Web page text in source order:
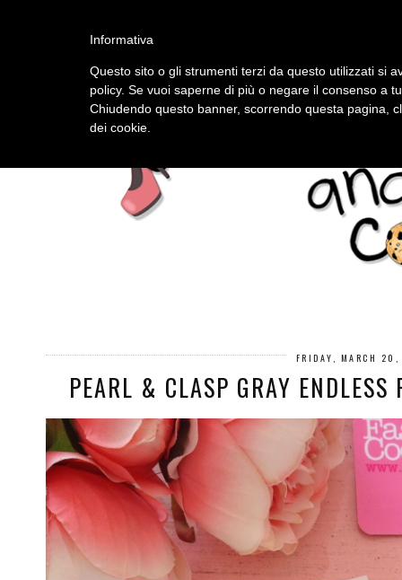
FRIDAY, MARCH
PEARL & CLASP GRAY ENDLESS
Informativa
Questo sito o gli strumenti terzi da questo utilizzati si
policy. Se vuoi saperne di più o negare il consenso a
Chiudendo questo banner, scorrendo questa pagina,
dei cookie.